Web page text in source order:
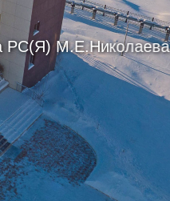
РС(Я) М.Е.Николаева